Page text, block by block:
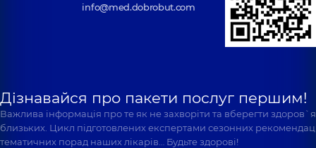
info@med.dobrobut.com
Дізнавайся про пакети послуг першим!
Важлива інформація про те як не захворіти та вберегти
близьких. Цикл підготовлених експертами сезонних
тематичних порад наших лікарів… Будьте здорові!